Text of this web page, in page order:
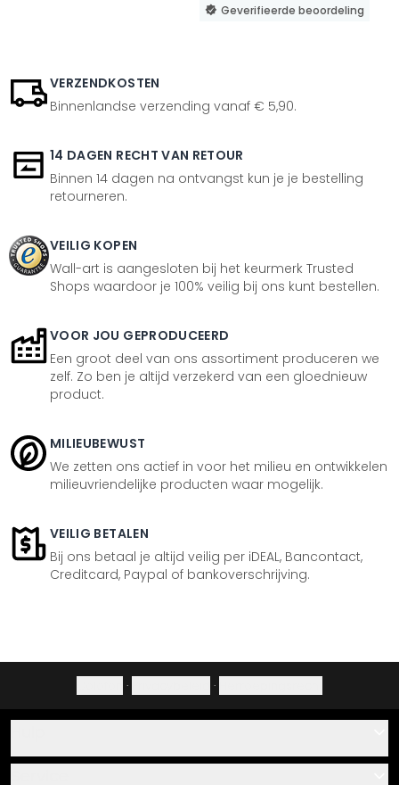
Geverifieerde beoordeling
VERZENDKOSTEN
Binnenlandse verzending vanaf € 5,90.
14 DAGEN RECHT VAN RETOUR
Binnen 14 dagen na ontvangst kun je je bestelling
retourneren.
VEILIG KOPEN
Wall-art is aangesloten bij het keurmerk Trusted
Shops waardoor je 100% veilig bij ons kunt bestellen.
VOOR JOU GEPRODUCEERD
Een groot deel van ons assortiment produceren we
zelf. Zo ben je altijd verzekerd van een gloednieuw
product.
MILIEUBEWUST
We zetten ons actief in voor het milieu en ontwikkelen
milieuvriendelijke producten waar mogelijk.
VEILIG BETALEN
Bij ons betaal je altijd veilig per iDEAL, Bancontact,
Creditcard, Paypal of bankoverschrijving.
· ·